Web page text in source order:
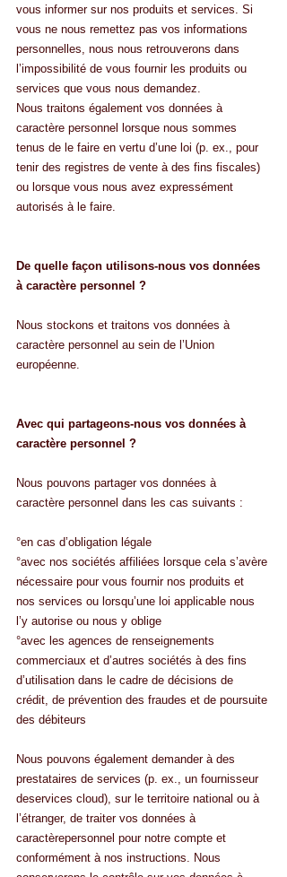
vous informer sur nos produits et services. Si
vous ne nous remettez pas vos informations
personnelles, nous nous retrouverons dans
l’impossibilité de vous fournir les produits ou
services que vous nous demandez.
Nous traitons également vos données à
caractère personnel lorsque nous sommes
tenus de le faire en vertu d’une loi (p. ex., pour
tenir des registres de vente à des fins fiscales)
ou lorsque vous nous avez expressément
autorisés à le faire.
De quelle façon utilisons-nous vos données
à caractère personnel ?
Nous stockons et traitons vos données à
caractère personnel au sein de l’Union
européenne.
Avec qui partageons-nous vos données à
caractère personnel ?
Nous pouvons partager vos données à
caractère personnel dans les cas suivants :
°en cas d’obligation légale
°avec nos sociétés affiliées lorsque cela s’avère
nécessaire pour vous fournir nos produits et
nos services ou lorsqu’une loi applicable nous
l’y autorise ou nous y oblige
°avec les agences de renseignements
commerciaux et d’autres sociétés à des fins
d’utilisation dans le cadre de décisions de
crédit, de prévention des fraudes et de poursuite
des débiteurs
Nous pouvons également demander à des
prestataires de services (p. ex., un fournisseur
deservices cloud), sur le territoire national ou à
l’étranger, de traiter vos données à
caractèrepersonnel pour notre compte et
conformément à nos instructions. Nous